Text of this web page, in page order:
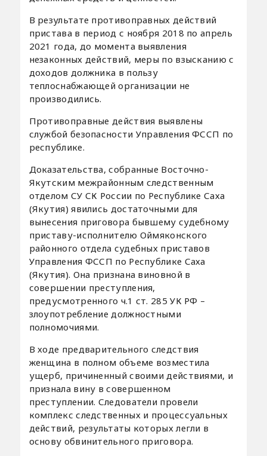
В результате противоправных действий
пристава в период с ноября 2018 по апрель
2021 года, до момента выявления
незаконных действий, меры по взысканию с
доходов должника в пользу
теплоснабжающей организации не
производились.
Противоправные действия выявлены
службой безопасности Управления ФССП по
республике.
Доказательства, собранные Восточно-
Якутским межрайонным следственным
отделом СУ СК России по Республике Саха
(Якутия) явились достаточными для
вынесения приговора бывшему судебному
приставу-исполнителю Оймяконского
районного отдела судебных приставов
Управления ФССП по Республике Саха
(Якутия). Она признана виновной в
совершении преступления,
предусмотренного ч.1 ст. 285 УК РФ –
злоупотребление должностными
полномочиями.
В ходе предварительного следствия
женщина в полном объеме возместила
ущерб, причиненный своими действиями, и
признала вину в совершенном
преступлении. Следователи провели
комплекс следственных и процессуальных
действий, результаты которых легли в
основу обвинительного приговора.